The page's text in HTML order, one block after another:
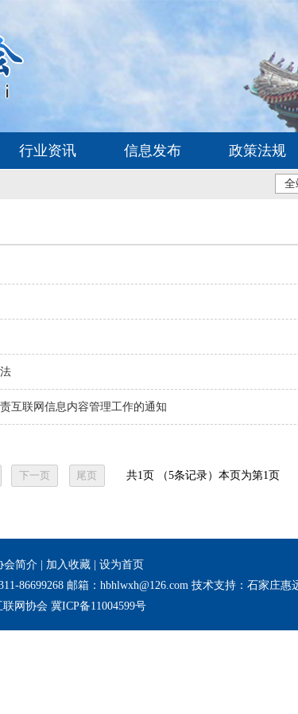
行业资讯 信息发布 政策法规
全
互联网信息内容管理工作的通知
共1页 （5条记录）本页为第1页
会简介| 加入收藏| 设为首页
86699268 邮箱：hbhlwxh@126.com 技术支持：石家庄惠
联网协会 冀ICP备11004599号